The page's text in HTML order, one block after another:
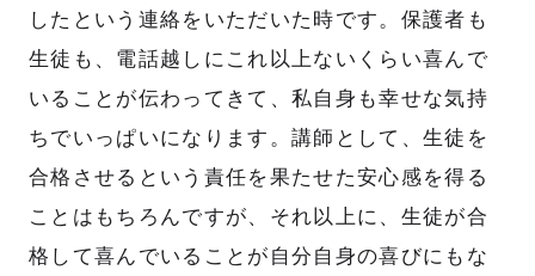
したという連絡をいただいた時です。保護者も
生徒も、電話越しにこれ以上ないくらい喜んで
いることが伝わってきて、私自身も幸せな気持
ちでいっぱいになります。講師として、生徒を
合格させるという責任を果たせた安心感を得る
ことはもちろんですが、それ以上に、生徒が合
格して喜んでいることが自分自身の喜びにもな
ムービーギャラリー MOVIE GALLERY
リクルートムービー
2027新卒
ブランドムービー